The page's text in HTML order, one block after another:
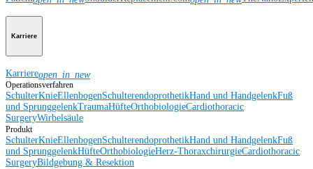
Karriere
Karriereopen_in_new
Operationsverfahren
SchulterKnieEllenbogenSchulterendoprothetikHand und HandgelenkFuß
und SprunggelenkTraumaHüfteOrthobiologieCardiothoracic
SurgeryWirbelsäule
Produkt
SchulterKnieEllenbogenSchulterendoprothetikHand und HandgelenkFuß
und SprunggelenkHüfteOrthobiologieHerz-ThoraxchirurgieCardiothoracic
SurgeryBildgebung & Resektion